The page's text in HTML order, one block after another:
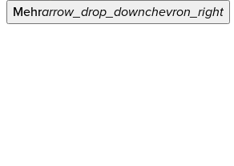
Mehrarrow_drop_downchevron_right